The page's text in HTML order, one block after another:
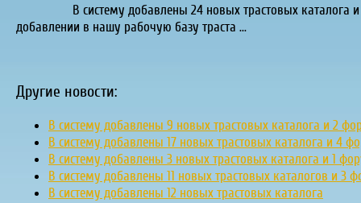
В систему добавлены 24 новых трастовых
добавлении в нашу рабочую базу траста ...
Другие новости:
В систему добавлены 9 новых трастовых каталога и 2
В систему добавлены 17 новых трастовых каталога и 4
В систему добавлены 3 новых трастовых каталога и 1
В систему добавлены 11 новых трастовых каталогов и 3
В систему добавлены 12 новых трастовых каталога